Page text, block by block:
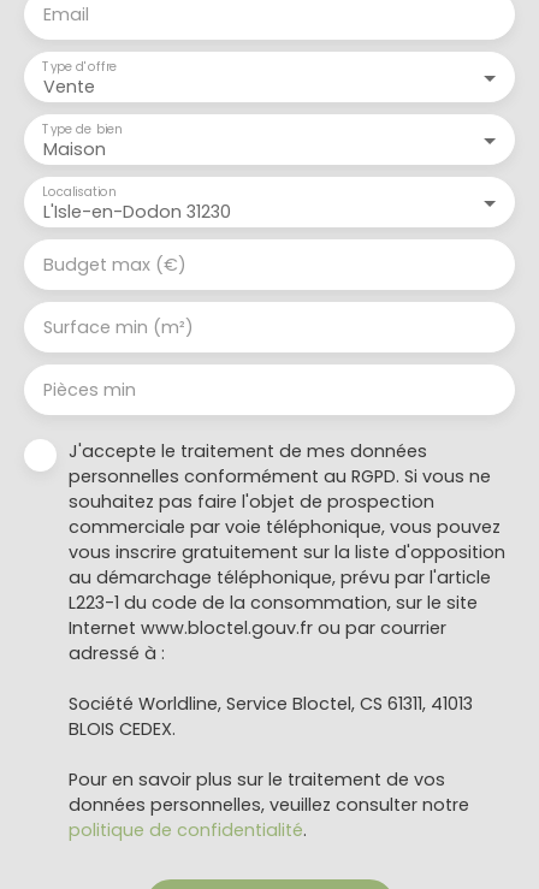
Email
Vente
Type d'offre
Maison
Type de bien
L'Isle-en-Dodon 31230
Localisation
Budget max (€)
Surface min (m²)
Pièces min
J'accepte le traitement de mes données
personnelles conformément au RGPD. Si vous ne
souhaitez pas faire l'objet de prospection
commerciale par voie téléphonique, vous pouvez
vous inscrire gratuitement sur la liste d'opposition
au démarchage téléphonique, prévu par l'article
L223-1 du code de la consommation, sur le site
Internet www.bloctel.gouv.fr ou par courrier
adressé à :
Société Worldline, Service Bloctel, CS 61311, 41013
BLOIS CEDEX.
Pour en savoir plus sur le traitement de vos
données personnelles, veuillez consulter notre
politique de confidentialité.